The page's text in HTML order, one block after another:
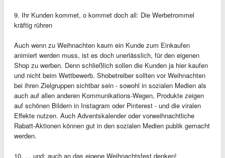
9. Ihr Kunden kommet, o kommet doch all: Die Werbetrommel
kräftig rühren
Auch wenn zu Weihnachten kaum ein Kunde zum Einkaufen
animiert werden muss, ist es doch unerlässlich, für den eigenen
Shop zu werben. Denn schließlich sollen die Kunden ja hier kaufen
und nicht beim Wettbewerb. Shobetreiber sollten vor Weihnachten
bei ihren Zielgruppen sichtbar sein - sowohl in sozialen Medien als
auch auf allen anderen Kommunikations-Wegen, Produkte zeigen
auf schönen Bildern in Instagram oder Pinterest - und die viralen
Effekte nutzen. Auch Adventskalender oder vorweihnachtliche
Rabatt-Aktionen können gut in den sozialen Medien publik gemacht
werden.
10. ... und: auch an das eigene Weihnachtsfest denken!